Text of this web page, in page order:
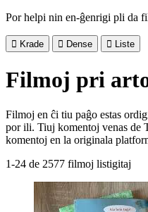
Por helpi nin en-ĝenrigi pli da
 Krade  Dense  Liste
Filmoj pri
Filmoj en ĉi tiu paĝo estas
por ili. Tiuj komentoj venas de
komentoj en la originala
1-24 de 2577 filmoj listigitaj